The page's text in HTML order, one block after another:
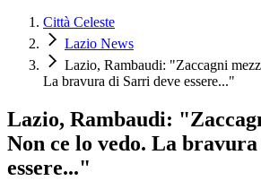
Città Celeste
Lazio News
Lazio, Rambaudi: "Zaccagni
La bravura di Sarri deve essere..."
Lazio, Rambaudi:
Non ce lo vedo. La
essere..."